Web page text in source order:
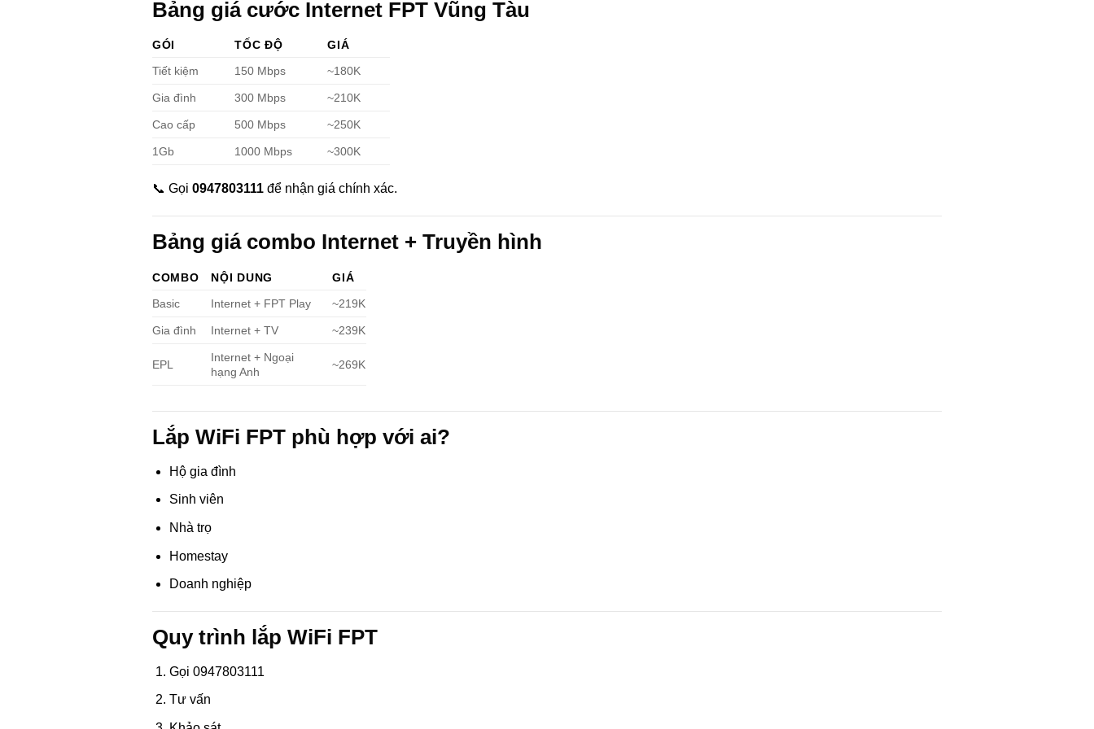
Bảng giá cước Internet FPT Vũng Tàu
GÓI TỐC ĐỘ
GIÁ
Tiết kiệm
150 Mbps ~180K
Gia đình 300 Mbps ~210K
Cao cấp 500 Mbps ~250K
1Gb 1000 Mbps ~300K
📞 Gọi 0947803111 để nhận giá chính xác.
Bảng giá combo Internet + Truyền hình
COMBO NỘI DUNG
GIÁ
Basic
Internet + FPT Play ~219K
Gia đình Internet + TV ~239K
EPL
Internet + Ngoại
hạng Anh
~269K
Lắp WiFi FPT phù hợp với ai?
Hộ gia đình
Sinh viên
Nhà trọ
Homestay
Doanh nghiệp
Quy trình lắp WiFi FPT
Gọi 0947803111
Tư vấn